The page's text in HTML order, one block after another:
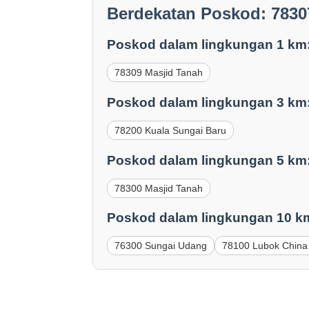
Berdekatan Poskod:
Poskod dalam lingkungan 1
78309 Masjid Tanah
Poskod dalam lingkungan 3
78200 Kuala Sungai Baru
Poskod dalam lingkungan 5
78300 Masjid Tanah
Poskod dalam lingkungan 10
76300 Sungai Udang 78100 Lubok China